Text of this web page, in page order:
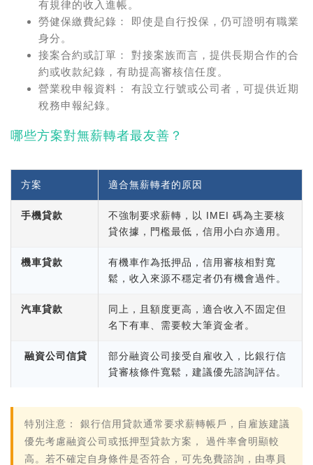
有規律的收入進帳。
勞健保繳費紀錄：
即使是自行投保，仍可證明有職業
身分。
接案合約或訂單：
對接案族而言，提供長期合作的合
約或收款紀錄，有助提高審核信任度。
營業稅申報資料：
有設立行號或公司者，可提供近期
稅務申報紀錄。
哪些方案對無薪轉者最友善？
方案 適合無薪轉者的原因
手機貸款
不強制要求薪轉，以 IMEI 碼為主要核
貸依據，門檻最低，信用小白亦適用。
機車貸款
有機車作為抵押品，信用審核相對寬
鬆，收入來源不穩定者仍有機會過件。
汽車貸款
同上，且額度更高，適合收入不固定但
名下有車、需要較大筆資金者。
融資公司信貸
部分融資公司接受自雇收入，比銀行信
貸審核條件寬鬆，建議優先諮詢評估。
特別注意：
銀行信用貸款通常要求薪轉帳戶，自雇族建議
優先考慮融資公司或抵押型貸款方案 ， 過件率會明顯較
高。若不確定自身條件是否符合，可先免費諮詢，由專員